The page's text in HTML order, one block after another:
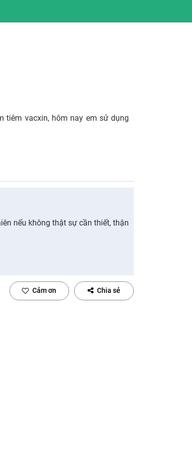
tiêm vacxin, hôm nay em sử dụng
nếu không thật sự cần thiết, thận
Cảm ơn Chia sẻ